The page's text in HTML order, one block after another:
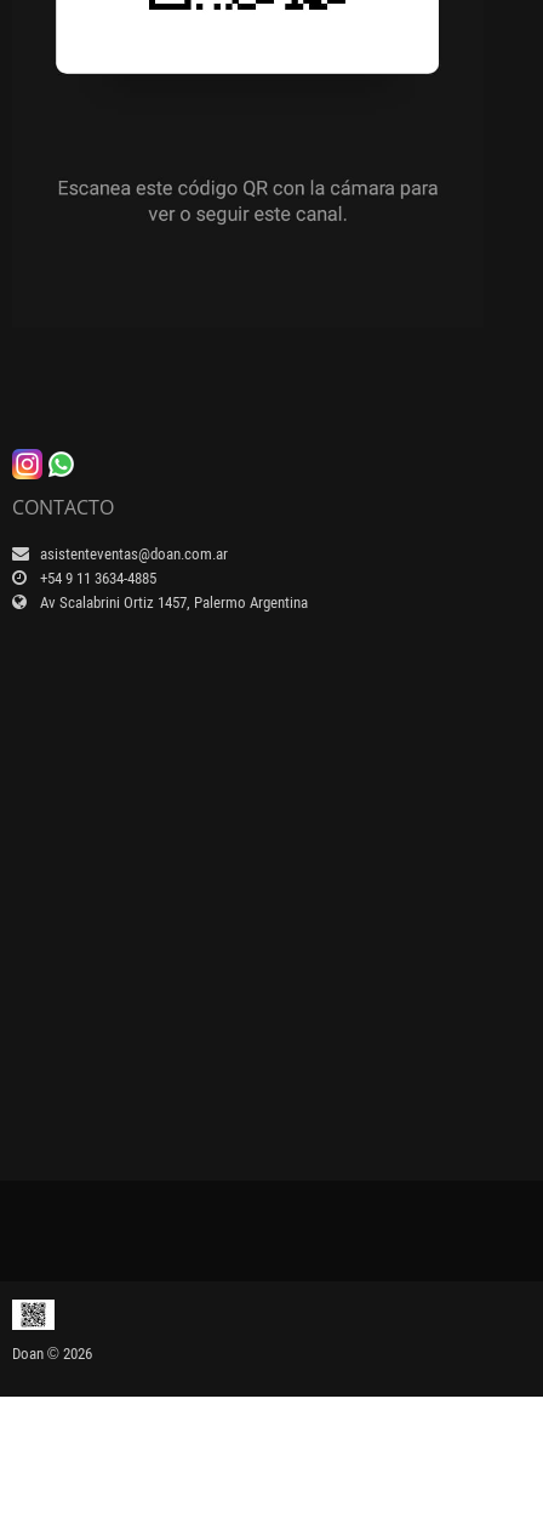
CONTACTO
asistenteventas@doan.com.ar
+54 9 11 3634-4885
Av Scalabrini Ortiz 1457, Palermo Argentina
Doan © 2026